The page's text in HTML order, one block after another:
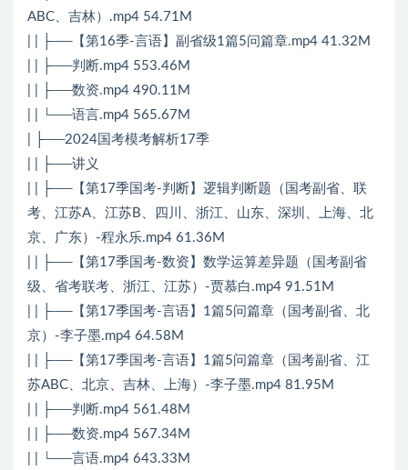
ABC、吉林）.mp4 54.71M
| | ├──【第16季-言语】副省级1篇5问篇章.mp4 41.32M
| | ├──判断.mp4 553.46M
| | ├──数资.mp4 490.11M
| | └──语言.mp4 565.67M
| ├──2024国考模考解析17季
| | ├──讲义
| | ├──【第17季国考-判断】逻辑判断题（国考副省、联
考、江苏A、江苏B、四川、浙江、山东、深圳、上海、北
京、广东）-程永乐.mp4 61.36M
| | ├──【第17季国考-数资】数学运算差异题（国考副省
级、省考联考、浙江、江苏）-贾慕白.mp4 91.51M
| | ├──【第17季国考-言语】1篇5问篇章（国考副省、北
京）-李子墨.mp4 64.58M
| | ├──【第17季国考-言语】1篇5问篇章（国考副省、江
苏ABC、北京、吉林、上海）-李子墨.mp4 81.95M
| | ├──判断.mp4 561.48M
| | ├──数资.mp4 567.34M
| | └──言语.mp4 643.33M